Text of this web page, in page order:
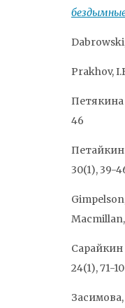
Prakhov,
Петякина
46
30(1), 39-
24(1), 71-
Засимова,